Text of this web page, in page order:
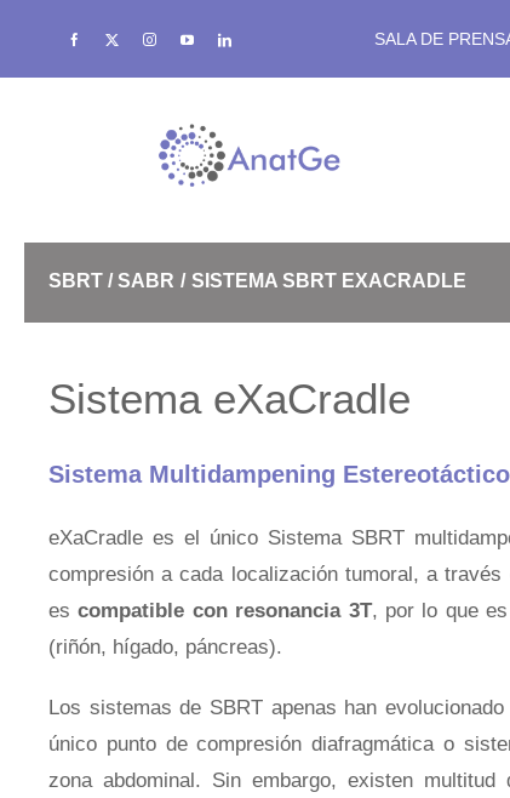
contenido
SALA DE
SRS
Tórax y Mama
Inmovilización Pediátrica
SBRT / SABR SISTEMA SBRT EXACRADLE
Sistema eXaCradle
Sistema Multidampening
eXaCradle es el único Sistema SBRT
compresión a cada localización tumoral, a
escompatible con resonancia 3T, por lo que
(riñón, hígado, páncreas).
Los sistemas de SBRT apenas han
único punto de compresión diafragmática o
zona abdominal. Sin embargo, existen